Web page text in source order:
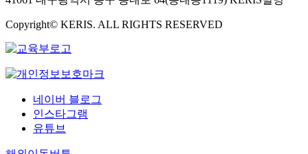
Copyright© KERIS. ALL RIGHTS RESERVED
네이버 블로그
인스타그램
유튜브